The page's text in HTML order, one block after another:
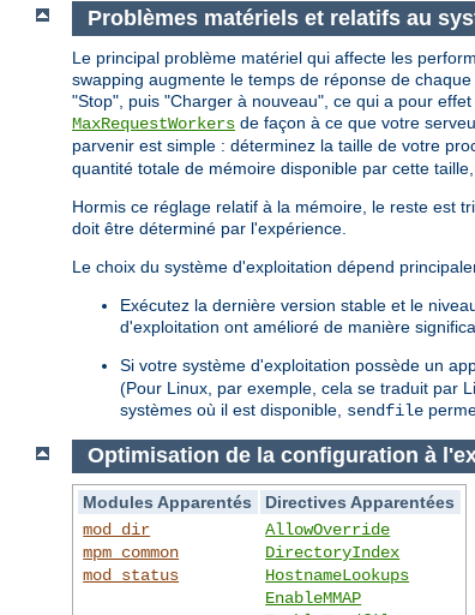
Problèmes matériels et relatifs au
Le principal problème matériel qui affecte les
swapping augmente le temps de réponse de
"Stop", puis "Charger à nouveau", ce qui a pour
MaxRequestWorkers de façon à ce que votre
parvenir est simple : déterminez la taille de votre
quantité totale de mémoire disponible par cette
Hormis ce réglage relatif à la mémoire, le reste est
doit être déterminé par l'expérience.
Le choix du système d'exploitation dépend
Exécutez la dernière version stable et le
d'exploitation ont amélioré de manière
Si votre système d'exploitation possède un
(Pour Linux, par exemple, cela se traduit par
systèmes où il est disponible, sendfile
Optimisation de la configuration à
Modules Apparentés
Directives Apparentées
mod_dir
mpm_common
mod_status
AllowOverride
DirectoryIndex
HostnameLookups
EnableMMAP